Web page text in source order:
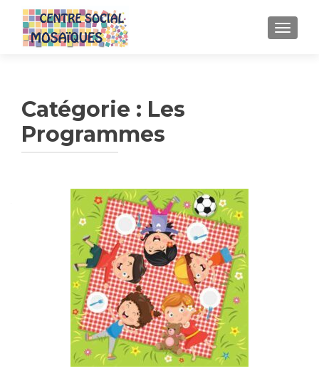
Catégorie : Les
Programmes
Navigation
articles